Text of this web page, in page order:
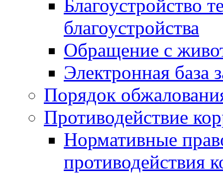
Благоустройство
благоустройства
Обращение с
Электронная база
Порядок
Противодействие
Нормативные
противодействия